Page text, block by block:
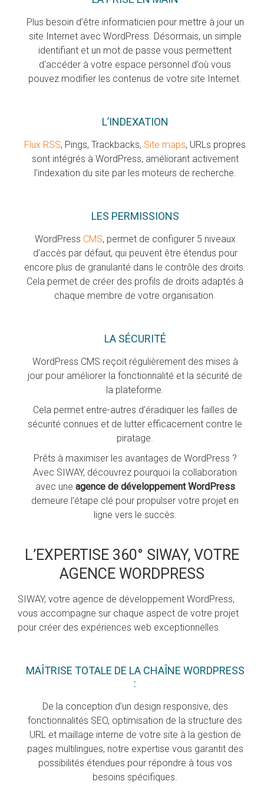
Plus besoin d’être informaticien pour mettre à jour un
site Internet avec WordPress. Désormais, un simple
identifiant et un mot de passe vous permettent
d'accéder à votre espace personnel d’où vous
pouvez modifier les contenus de votre site Internet.
L’INDEXATION
Flux RSS, Pings, Trackbacks, Site maps, URLs propres
sont intégrés à WordPress, améliorant activement
l'indexation du site par les moteurs de recherche.
LES PERMISSIONS
WordPress CMS, permet de configurer 5 niveaux
d’accès par défaut, qui peuvent être étendus pour
encore plus de granularité dans le contrôle des droits.
Cela permet de créer des profils de droits adaptés à
chaque membre de votre organisation.
LA SÉCURITÉ
WordPress CMS reçoit régulièrement des mises à
jour pour améliorer la fonctionnalité et la sécurité de
la plateforme.
Cela permet entre-autres d’éradiquer les failles de
sécurité connues et de lutter efficacement contre le
piratage.
Prêts à maximiser les avantages de WordPress ?
Avec SIWAY, découvrez pourquoi la collaboration
avec une agence de développement WordPress
demeure l’étape clé pour propulser votre projet en
ligne vers le succès.
L’EXPERTISE 360° SIWAY, VOTRE
AGENCE WORDPRESS
SIWAY, votre agence de développement WordPress,
vous accompagne sur chaque aspect de votre projet
pour créer des expériences web exceptionnelles.
MAÎTRISE TOTALE DE LA CHAÎNE WORDPRESS
:
De la conception d’un design responsive, des
fonctionnalités SEO, optimisation de la structure des
URL et maillage interne de votre site à la gestion de
pages multilingues, notre expertise vous garantit des
possibilités étendues pour répondre à tous vos
besoins spécifiques.